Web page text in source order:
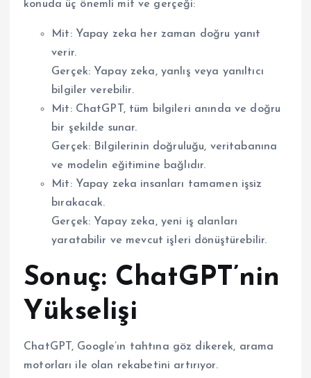
konuda üç önemli mit ve gerçeği:
Mit: Yapay zeka her zaman doğru yanıt
verir.
Gerçek: Yapay zeka, yanlış veya yanıltıcı
bilgiler verebilir.
Mit: ChatGPT, tüm bilgileri anında ve doğru
bir şekilde sunar.
Gerçek: Bilgilerinin doğruluğu, veritabanına
ve modelin eğitimine bağlıdır.
Mit: Yapay zeka insanları tamamen işsiz
bırakacak.
Gerçek: Yapay zeka, yeni iş alanları
yaratabilir ve mevcut işleri dönüştürebilir.
Sonuç: ChatGPT’nin
Yükselişi
ChatGPT, Google’ın tahtına göz dikerek, arama
motorları ile olan rekabetini artırıyor.